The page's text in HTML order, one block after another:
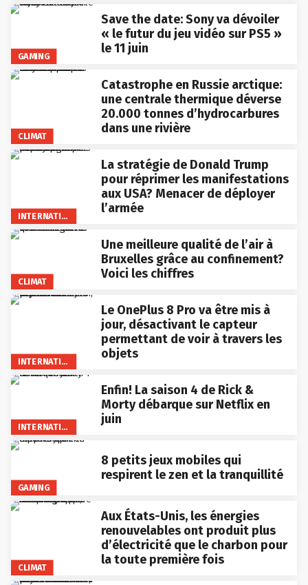
GAMING
Save the date: Sony va dévoiler
« le futur du jeu vidéo sur PS5 »
le 11 juin
CLIMAT
Catastrophe en Russie arctique:
une centrale thermique déverse
20.000 tonnes d’hydrocarbures
dans une rivière
INTERNATIONAL
La stratégie de Donald Trump
pour réprimer les manifestations
aux USA? Menacer de déployer
l’armée
CLIMAT
Une meilleure qualité de l’air à
Bruxelles grâce au confinement?
Voici les chiffres
INTERNATIONAL
Le OnePlus 8 Pro va être mis à
jour, désactivant le capteur
permettant de voir à travers les
objets
INTERNATIONAL
Enfin! La saison 4 de Rick &
Morty débarque sur Netflix en
juin
GAMING
8 petits jeux mobiles qui
respirent le zen et la tranquillité
CLIMAT
Aux États-Unis, les énergies
renouvelables ont produit plus
d’électricité que le charbon pour
la toute première fois